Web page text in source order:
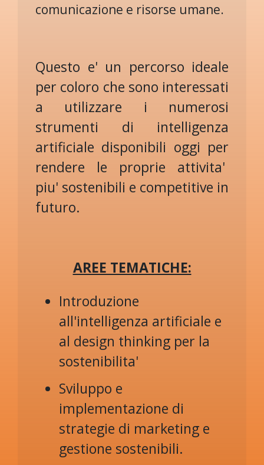
comunicazione e risorse umane.
Questo e' un percorso ideale
per coloro che sono interessati
a utilizzare i numerosi
strumenti di intelligenza
artificiale disponibili oggi per
rendere le proprie attivita'
piu' sostenibili e competitive in
futuro.
AREE TEMATICHE:
Introduzione
all'intelligenza artificiale e
al design thinking per la
sostenibilita'
Sviluppo e
implementazione di
strategie di marketing e
gestione sostenibili.